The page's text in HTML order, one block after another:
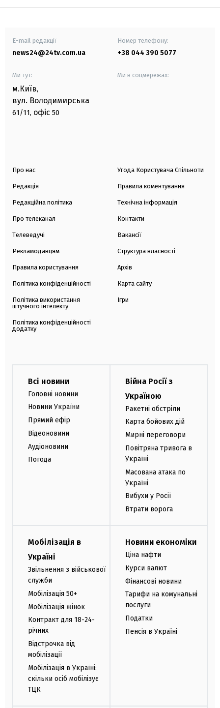
E-mail редакції
news24@24tv.com.ua
Номер телефону:
+38 044 390 5077
Ми тут:
м.Київ,
вул. Володимирська
61/11, офіс 50
Ми в соцмережах:
Про нас
Редакція
Редакційна політика
Про телеканал
Телеведучі
Рекламодавцям
Правила користування
Політика конфіденційності
Політика використання
штучного інтелекту
Політика конфіденційності
додатку
Угода Користувача Спільноти
Правила коментування
Технічна інформація
Контакти
Вакансії
Структура власності
Архів
Карта сайту
Ігри
Всі новини
Головні новини
Новини України
Прямий ефір
Відеоновини
Аудіоновини
Погода
Війна Росії з
Україною
Ракетні обстріли
Карта бойових дій
Мирні переговори
Повітряна тривога в
Україні
Масована атака по
Україні
Вибухи у Росії
Втрати ворога
Мобілізація в
Україні
Звільнення з військової
служби
Мобілізація 50+
Мобілізація жінок
Контракт для 18-24-
річних
Відстрочка від
мобілізації
Мобілізація в Україні:
скільки осіб мобілізує
ТЦК
Новини економіки
Ціна нафти
Курси валют
Фінансові новини
Тарифи на комунальні
послуги
Податки
Пенсія в Україні